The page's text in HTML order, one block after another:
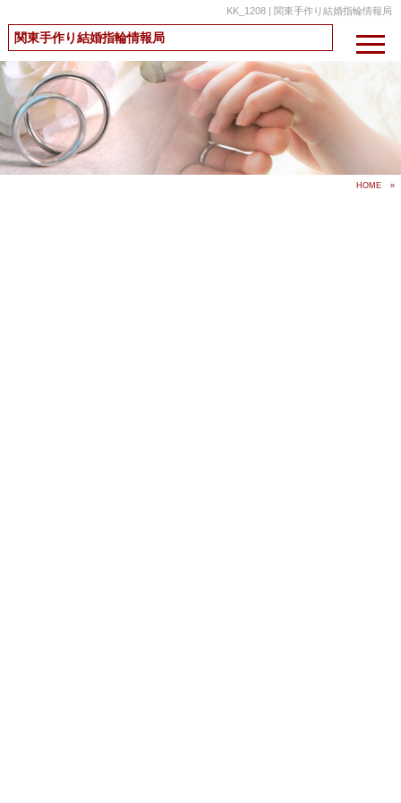
KK_1208 | 関東手作り結婚指輪情報局
関東手作り結婚指輪情報局
HOME »